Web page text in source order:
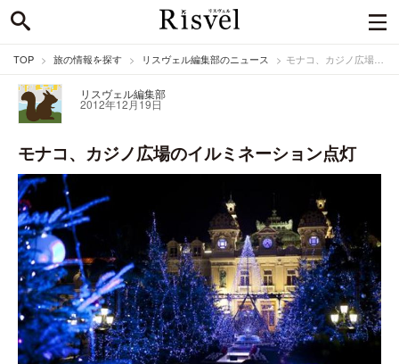
TOP 旅の情報を探す リスヴェル編集部のニュース モナコ、カジノ広場のイルミネーション点灯
リスヴェル編集部
2012年12月19日
モナコ、カジノ広場のイルミネーション点灯